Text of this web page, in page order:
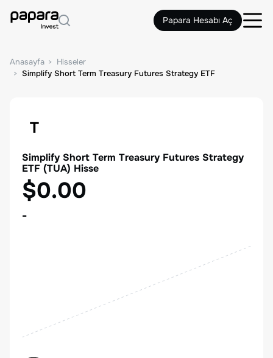
Papara Hesabı Aç
Anasayfa
Hisseler
Simplify Short Term Treasury Futures Strategy ETF
T
Simplify Short Term Treasury Futures Strategy
ETF (TUA) Hisse
$0.00
-